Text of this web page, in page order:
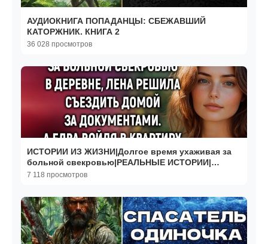
АУДИОКНИГА ПОПАДАНЦЫ: СБЕЖАВШИЙ
КАТОРЖНИК. КНИГА 2
36 028 просмотров
ИСТОРИИ ИЗ ЖИЗНИ|Долгое время ухаживая за
больной свекровью|РЕАЛЬНЫЕ ИСТОРИИ|
ЖИЗНЕННЫЕ ИСТОРИИ
7 118 просмотров